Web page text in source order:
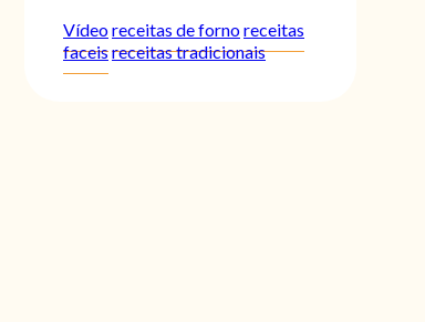
Vídeoreceitas de fornoreceitas
faceisreceitas tradicionais